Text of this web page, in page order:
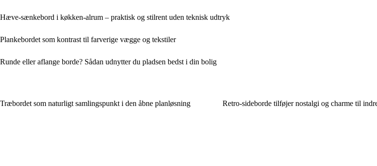
Hæve-sænkebord i køkken-alrum – praktisk og stilrent uden teknisk udtryk
Plankebordet som kontrast til farverige vægge og tekstiler
Runde eller aflange borde? Sådan udnytter du pladsen bedst i din bolig
Træbordet som naturligt samlingspunkt i den åbne planløsning Retro-sideborde tilføjer nostalgi og charme til